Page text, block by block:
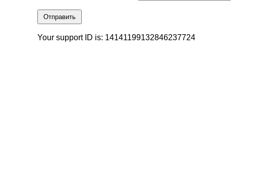
Отправить
Your support ID is: 14141199132846237724